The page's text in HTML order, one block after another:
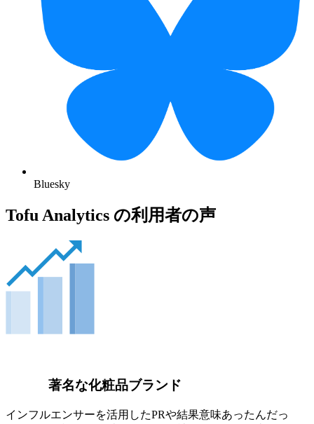
Bluesky
Tofu Analytics の利用者の声
著名な化粧品ブランド
インフルエンサーを活用したPRや結果意味あったんだっ